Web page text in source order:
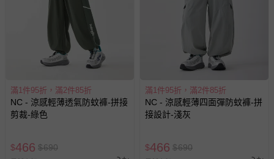
滿1件95折，滿2件85折
NC - 涼感輕薄透氣防蚊褲-拼接
剪裁-綠色
$466 $690
滿1件95折，滿2件85折
NC - 涼感輕薄四面彈防蚊褲-拼
接設計-淺灰
$466 $690